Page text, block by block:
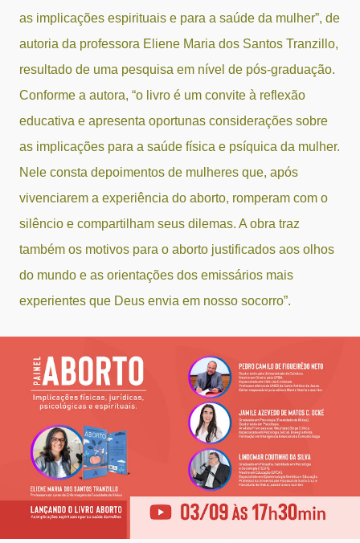
as implicações espirituais e para a saúde da mulher”, de
autoria da professora Eliene Maria dos Santos Tranzillo,
resultado de uma pesquisa em nível de pós-graduação.
Conforme a autora, “o livro é um convite à reflexão
educativa e apresenta oportunas considerações sobre
as implicações para a saúde física e psíquica da mulher.
Nele consta depoimentos de mulheres que, após
vivenciarem a experiência do aborto, romperam com o
silêncio e compartilham seus dilemas. A obra traz
também os motivos para o aborto justificados aos olhos
do mundo e as orientações dos emissários mais
experientes que Deus envia em nosso socorro”.